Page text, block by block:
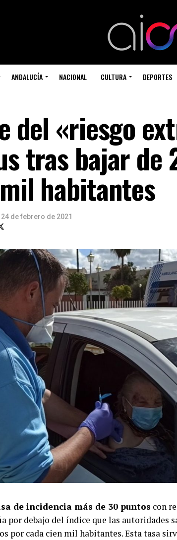
ANDALUCÍA NACIONAL CULTURA DEPORTES
del «riesgo
tras bajar de
habitantes
24 de febrero de 2021
de incidencia más de 30 puntos con
por debajo del índice que las autoridades
por cada cien mil habitantes. Esta tasa